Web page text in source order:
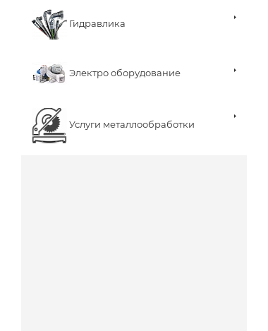
Гидравлика
Электро оборудование
Услуги металлообработки